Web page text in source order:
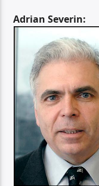
Adrian Severin: